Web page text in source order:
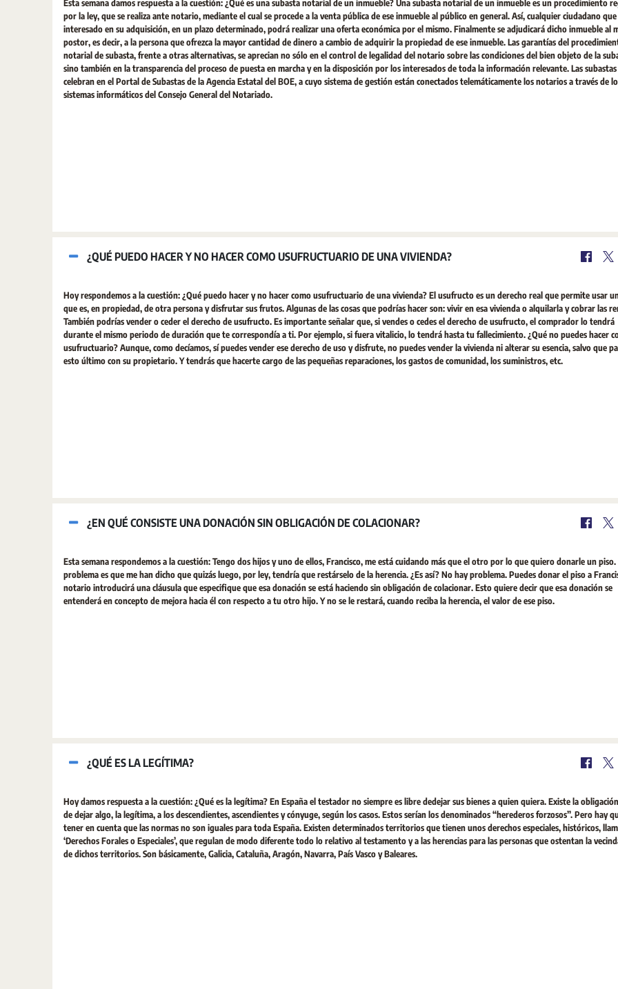
Esta semana damos respuesta a la cuestión: ¿Qué es una subasta notarial de un inmueble? Una subasta notarial de un inmueble es un procedimiento
por la ley, que se realiza ante notario, mediante el cual se procede a la venta pública de ese inmueble al público en general. Así, cualquier ciudadano
interesado en su adquisición, en un plazo determinado, podrá realizar una oferta económica por el mismo. Finalmente se adjudicará dicho inmueble al
postor, es decir, a la persona que ofrezca la mayor cantidad de dinero a cambio de adquirir la propiedad de ese inmueble. Las garantías del
notarial de subasta, frente a otras alternativas, se aprecian no sólo en el control de legalidad del notario sobre las condiciones del bien objeto de la
sino también en la transparencia del proceso de puesta en marcha y en la disposición por los interesados de toda la información relevante. Las subastas
celebran en el Portal de Subastas de la Agencia Estatal del BOE, a cuyo sistema de gestión están conectados telemáticamente los notarios a través de
sistemas informáticos del Consejo General del Notariado.
¿QUÉ PUEDO HACER Y NO HACER COMO USUFRUCTUARIO DE UNA VIVIENDA?
Hoy respondemos a la cuestión: ¿Qué puedo hacer y no hacer como usufructuario de una vivienda? El usufructo es un derecho real que permite usar
que es, en propiedad, de otra persona y disfrutar sus frutos. Algunas de las cosas que podrías hacer son: vivir en esa vivienda o alquilarla y cobrar las
También podrías vender o ceder el derecho de usufructo. Es importante señalar que, si vendes o cedes el derecho de usufructo, el comprador lo tendrá
durante el mismo periodo de duración que te correspondía a ti. Por ejemplo, si fuera vitalicio, lo tendrá hasta tu fallecimiento. ¿Qué no puedes hacer
usufructuario? Aunque, como decíamos, sí puedes vender ese derecho de uso y disfrute, no puedes vender la vivienda ni alterar su esencia, salvo que
esto último con su propietario. Y tendrás que hacerte cargo de las pequeñas reparaciones, los gastos de comunidad, los suministros, etc.
¿EN QUÉ CONSISTE UNA DONACIÓN SIN OBLIGACIÓN DE COLACIONAR?
Esta semana respondemos a la cuestión: Tengo dos hijos y uno de ellos, Francisco, me está cuidando más que el otro por lo que quiero donarle un piso.
problema es que me han dicho que quizás luego, por ley, tendría que restárselo de la herencia. ¿Es así? No hay problema. Puedes donar el piso a
notario introducirá una cláusula que especifique que esa donación se está haciendo sin obligación de colacionar. Esto quiere decir que esa donación se
entenderá en concepto de mejora hacia él con respecto a tu otro hijo. Y no se le restará, cuando reciba la herencia, el valor de ese piso.
¿QUÉ ES LA LEGÍTIMA?
Hoy damos respuesta a la cuestión: ¿Qué es la legítima? En España el testador no siempre es libre dedejar sus bienes a quien quiera. Existe la
de dejar algo, la legítima, a los descendientes, ascendientes y cónyuge, según los casos. Estos serían los denominados “herederos forzosos”. Pero hay
tener en cuenta que las normas no son iguales para toda España. Existen determinados territorios que tienen unos derechos especiales, históricos,
‘Derechos Forales o Especiales’, que regulan de modo diferente todo lo relativo al testamento y a las herencias para las personas que ostentan la
de dichos territorios. Son básicamente, Galicia, Cataluña, Aragón, Navarra, País Vasco y Baleares.